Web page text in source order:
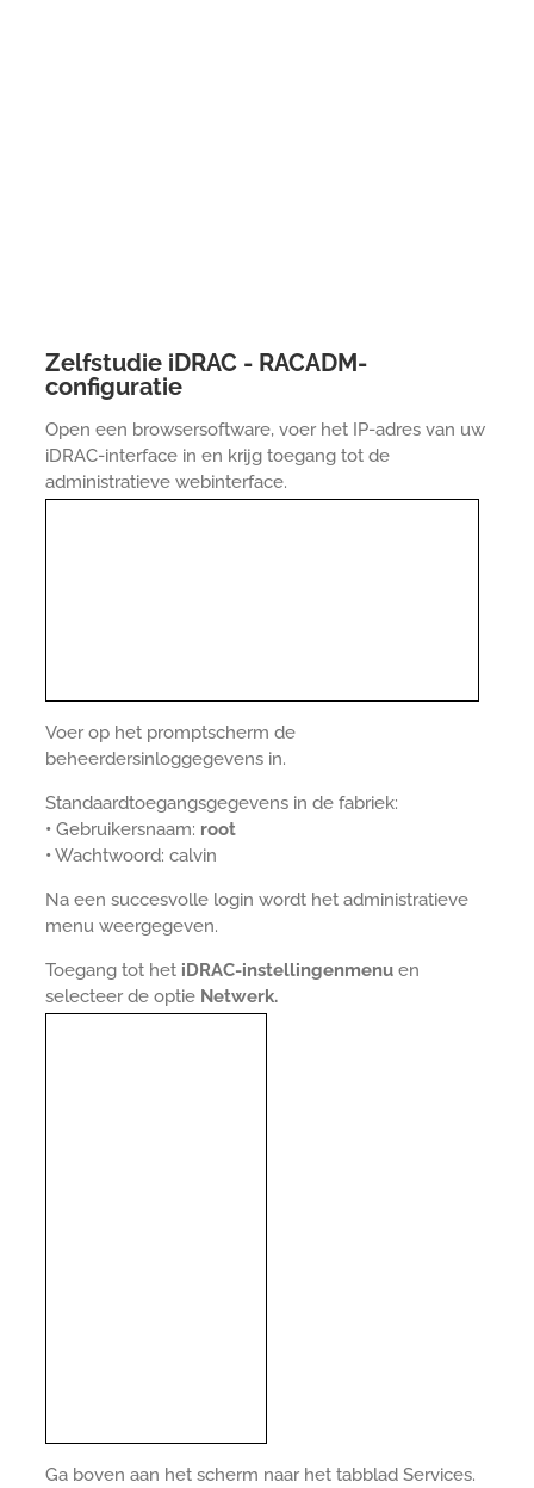
Zelfstudie iDRAC - RACADM-
configuratie
Open een browsersoftware, voer het IP-adres van uw
iDRAC-interface in en krijg toegang tot de
administratieve webinterface.
Voer op het promptscherm de
beheerdersinloggegevens in.
Standaardtoegangsgegevens in de fabriek:
• Gebruikersnaam: root
•Wachtwoord: calvin
Na een succesvolle login wordt het administratieve
menu weergegeven.
Toegang tot het iDRAC-instellingenmenu en
selecteer de optie Netwerk.
Ga boven aan het scherm naar het tabblad Services.